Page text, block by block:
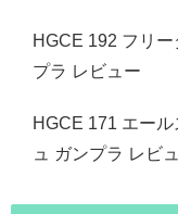
HGCE 192 フリ
プラ レビュー
HGCE 171 エー
ュ ガンプラ レビ